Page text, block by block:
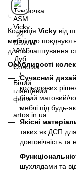
Колекція Vicky від
меблі, що поєднують
для облаштування
Особливості
Сучасний
кольорових
білий матовий/
меблі під будь-
Якісні
таких як ДСП
довговічність та
шухлядами та